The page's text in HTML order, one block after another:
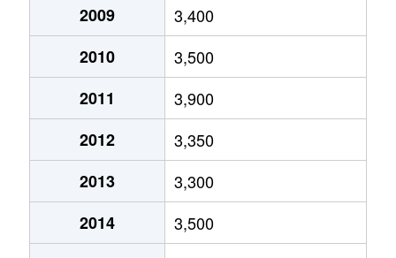
5,300万円 新浦安
4,600万円 新浦安
4,500万円 新浦安
7,500万円 新浦安
1,900万円 浦安(千葉)
4,700万円 浦安(千葉)
2009
3,400
2010
3,500
2011
3,900
2012
3,350
2013
3,300
2014
3,500